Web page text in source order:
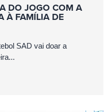
DO JOGO COM A
À FAMÍLIA DE
SAD vai doar a